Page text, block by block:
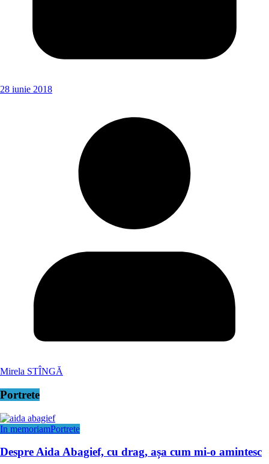
28 iunie 2018
Mirela STÎNGĂ
Portrete
In memoriamPortrete
Despre Aida Abagief, cu drag, așa cum mi-o amintesc